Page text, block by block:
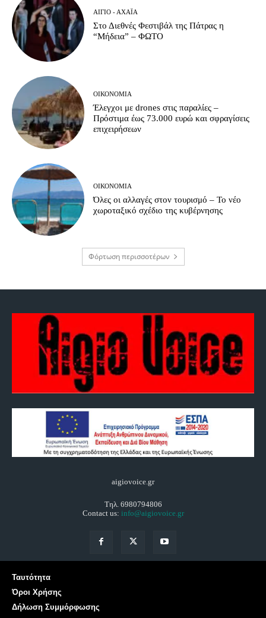
ΑΊΓΙΟ - ΑΧΑΪ́Α
Στο Διεθνές Φεστιβάλ της Πάτρας η
“Μήδεια” – ΦΩΤΟ
ΟΙΚΟΝΟΜΊΑ
Έλεγχοι με drones στις παραλίες –
Πρόστιμα έως 73.000 ευρώ και σφραγίσεις
επιχειρήσεων
ΟΙΚΟΝΟΜΊΑ
Όλες οι αλλαγές στον τουρισμό – Το νέο
χωροταξικό σχέδιο της κυβέρνησης
Φόρτωση περισσοτέρων
aigiovoice.gr
Τηλ. 6980794806
Contact us: info@aigiovoice.gr
Ταυτότητα
Όροι Χρήσης
Δήλωση Συμμόρφωσης